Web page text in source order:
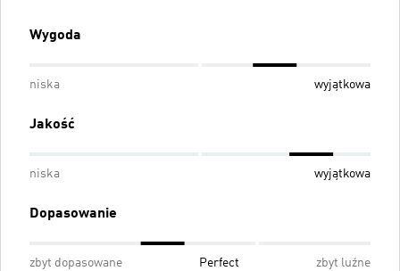
Wygoda
niska wyjątkowa
Jakość
niska wyjątkowa
Dopasowanie
zbyt dopasowane Perfect zbyt luźne